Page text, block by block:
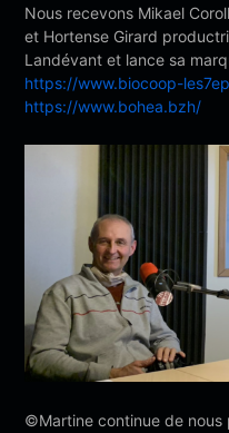
Nous recevons Mikael
et Hortense Girard
Landévant et lance sa
https://www.biocoop-
https://www.bohea.bzh/
©Martine continue de nous